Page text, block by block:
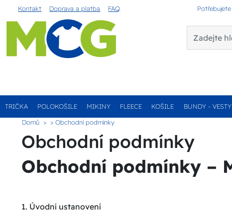
Kontakt Doprava a platba FAQ
TRIČKA POLOKOŠILE MIKINY FLEECE KOŠILE BUNDY - VESTY
Domů > Obchodní podmínky
Obchodní podmínky
Obchodní podmínky –
1. Úvodní ustanovení